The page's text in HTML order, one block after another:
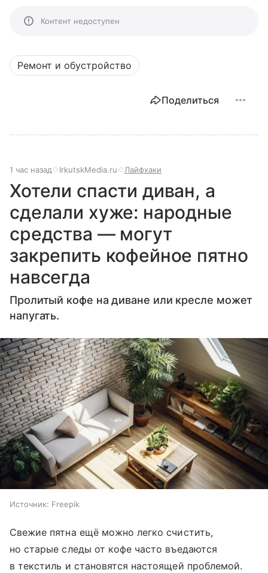
Контент недоступен
Ремонт и обустройство
Поделиться
1 час назад IrkutskMedia.ru Лайфхаки
Хотели спасти диван, а
сделали хуже: народные
средства — могут
закрепить кофейное пятно
навсегда
Пролитый кофе на диване или кресле может
напугать.
Источник: Freepik
Свежие пятна ещё можно легко счистить,
но старые следы от кофе часто въедаются
в текстиль и становятся настоящей проблемой.